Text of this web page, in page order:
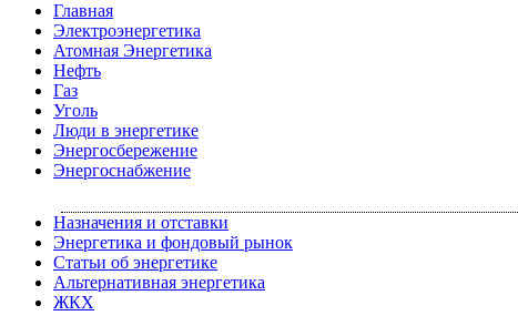
Главная
Электроэнергетика
Атомная Энергетика
Нефть
Газ
Уголь
Люди в энергетике
Энергосбережение
Энергоснабжение
Назначения и отставки
Энергетика и фондовый рынок
Статьи об энергетике
Альтернативная энергетика
ЖКХ